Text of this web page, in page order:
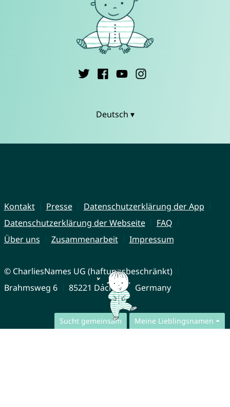
Sucht gemeinsam Meine Lieblingsnamen
Deutsch ▾
Kontakt Presse
Datenschutzerklärung der App
Datenschutzerklärung der Webseite
FAQ
Über uns
Zusammenarbeit Impressum
© CharliesNames UG (haftungsbeschränkt)
Brahmsweg 6
85221 Dachau Germany